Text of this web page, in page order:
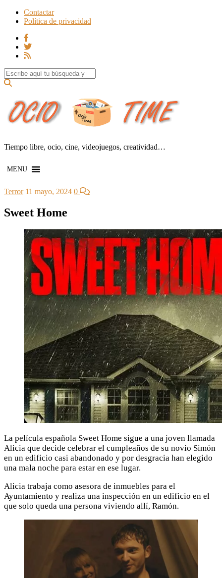
Contactar
Política de privacidad
Search for:
Tiempo libre, ocio, cine, videojuegos, creatividad…
MENU
Terror 11 mayo, 2024 0
Sweet Home
La película española Sweet Home sigue a una joven llamada
Alicia que decide celebrar el cumpleaños de su novio Simón
en un edificio casi abandonado y por desgracia han elegido
una mala noche para estar en ese lugar.
Alicia trabaja como asesora de inmuebles para el
Ayuntamiento y realiza una inspección en un edificio en el
que solo queda una persona viviendo allí, Ramón.